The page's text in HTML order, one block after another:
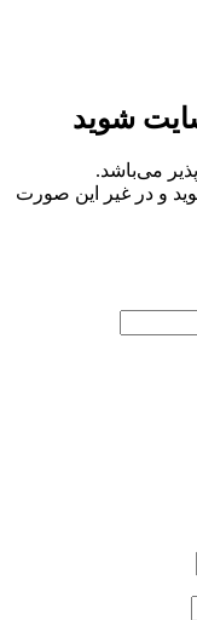
شوید
می‌باشد.
و در غیر این صورت